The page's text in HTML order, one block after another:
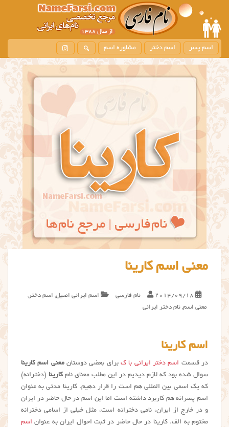
m
i
c
n
t
اسم پسر اسم دختر مشاوره اسم
معنی اسم کارینا
2014/09/18 نام فارسی اسم ایرانی اصیل, اسم دختر ,
معنی اسم, نام دختر ایرانی
اسم کارینا
در قسمت اسم دختر ایرانی با کبرای بعضی دوستانمعنی اسم کارینا
سوال شده بود که لازم دیدیم در این مطلب معنای نام كارينا (دخترانه)
که یک اسمی بین المللی هم است را قرار دهیم. كارينا مدتی به عنوان
اسم پسرانه هم کاربرد داشته است اما این اسم در حال حاضر در ایران
و در خارج از ایران، نامی دخترانه است، مثل خیلی از اسامی دخترانه
مختوم به الف. کارینا در حال حاضر در ثبت احوال ایران به عنوان اسم